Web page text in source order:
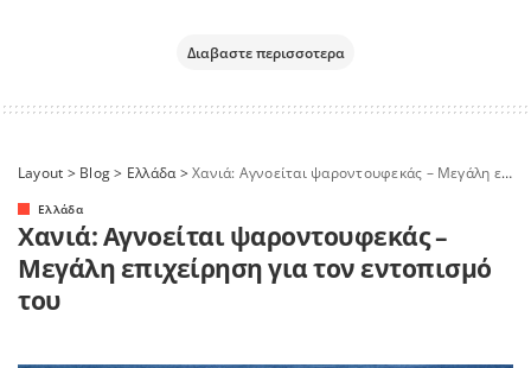
Διαβαστε περισσοτερα
Layout > Blog> Ελλάδα>Χανιά: Αγνοείται ψαροντουφεκάς – Μεγάλη επιχείρηση για τον εντοπισμό του
Ελλάδα
Χανιά: Αγνοείται ψαροντουφεκάς –
Μεγάλη επιχείρηση για τον εντοπισμό
του